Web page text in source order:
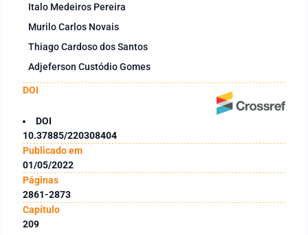
Italo Medeiros Pereira
Murilo Carlos Novais
Thiago Cardoso dos Santos
Adjeferson Custódio Gomes
DOI
DOI
10.37885/220308404
Publicado em
01/05/2022
Páginas
2861-2873
Capítulo
209